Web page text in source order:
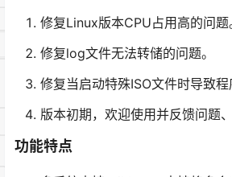
修复Linux版本CPU占用高的问题
修复log文件无法转储的问题。
修复当启动特殊ISO文件时导致程
版本初期，欢迎使用并反馈问题
功能特点